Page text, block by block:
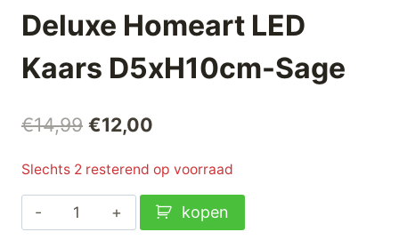
Deluxe Homeart LED
Kaars D5xH10cm-Sage
€14,99 Oorspronkelijke
€14,99.
€12,00
is:
€12,00.
Slechts 2 resterend op voorraad
Deluxe
Homeart
kopen